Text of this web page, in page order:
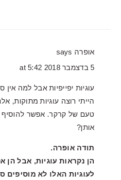
אופרה says
5 בדצמבר 2018 at 5:42
עוגיות יפייפיות אבל למה אין
הייתי רוצה עוגיות מתוקות,
טעם של קרקר. אפשר להוסיף
אותן?
תודה אופרה.
הן נקראות עוגיות, אבל הן
לעוגיות האלו לא מוסיפים